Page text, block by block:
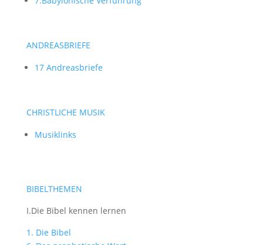
ANDREASBRIEFE
17 Andreasbriefe
CHRISTLICHE MUSIK
Musiklinks
BIBELTHEMEN
I.Die Bibel kennen lernen
1. Die Bibel